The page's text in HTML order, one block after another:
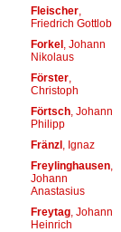
Fleischer,
Friedrich Gottlob
Forkel, Johann
Nikolaus
Förster,
Christoph
Förtsch, Johann
Philipp
Fränzl, Ignaz
Freylinghausen,
Johann
Anastasius
Freytag, Johann
Heinrich